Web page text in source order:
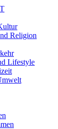
Religion
Lifestyle